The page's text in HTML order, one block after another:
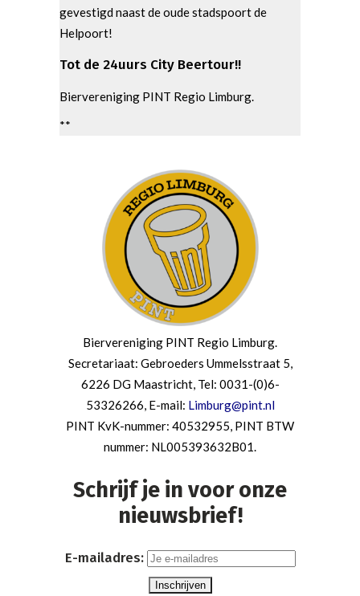
gevestigd naast de oude stadspoort de
Helpoort!
Tot de 24uurs City Beertour!!
Biervereniging PINT Regio Limburg.
**
Biervereniging PINT Regio Limburg.
Secretariaat: Gebroeders Ummelsstraat 5,
6226 DG Maastricht, Tel: 0031-(0)6-
53326266, E-mail: Limburg@pint.nl
PINT KvK-nummer: 40532955, PINT BTW
nummer: NL005393632B01.
Schrijf je in voor onze
nieuwsbrief!
E-mailadres: